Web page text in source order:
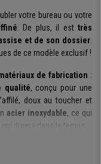
votre bureau ou votre
. De plus, il est très
et de son dossier.
de ce modèle exclusif !
de fabrication :
qualité, conçu pour une
doux au toucher et
acier inoxydable, ce qui
, qui durera dans le temps.